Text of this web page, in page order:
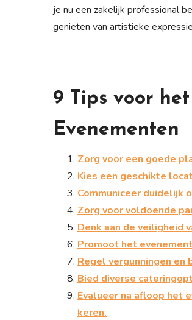
je nu een zakelijk professional
genieten van artistieke
9 Tips voor
Evenementen
Zorg voor een goede
Kies een geschikte
Communiceer duidelijk
Zorg voor voldoende
Denk aan de veiligheid
Promoot het
Regel vergunningen
Bied diverse
Evalueer na afloop het
keren.